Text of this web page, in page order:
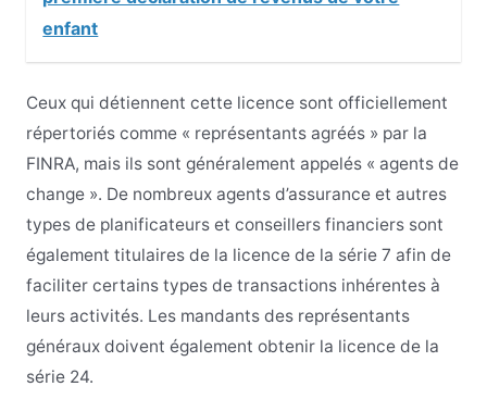
enfant
Ceux qui détiennent cette licence sont officiellement
répertoriés comme « représentants agréés » par la
FINRA, mais ils sont généralement appelés « agents de
change ». De nombreux agents d’assurance et autres
types de planificateurs et conseillers financiers sont
également titulaires de la licence de la série 7 afin de
faciliter certains types de transactions inhérentes à
leurs activités. Les mandants des représentants
généraux doivent également obtenir la licence de la
série 24.